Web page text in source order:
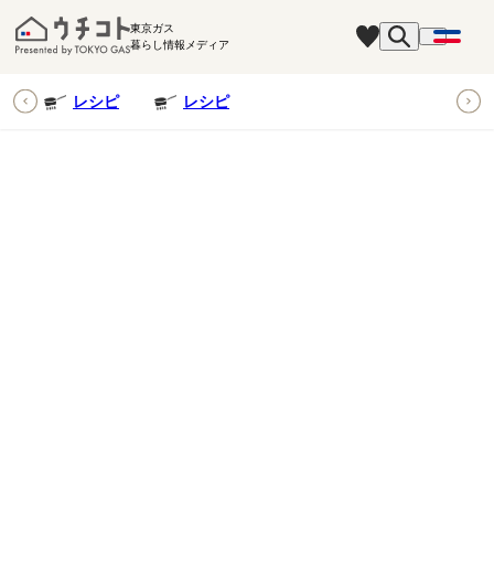
東京ガス
暮らし情報メディア
レシピ レシピ